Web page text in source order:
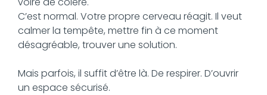
C’est normal. Votre propre cerveau réagit. Il veut
calmer la tempête, mettre fin à ce moment
désagréable, trouver une solution.
Mais parfois, il suffit d’être là. De respirer. D’ouvrir
un espace sécurisé.